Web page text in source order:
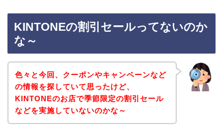
KINTONEの割引セールってないのか
な～
色々と今回、クーポンやキャンペーンなど
の情報を探していて思ったけど、
KINTONEのお店で季節限定の割引セール
などを実施していないのかな～